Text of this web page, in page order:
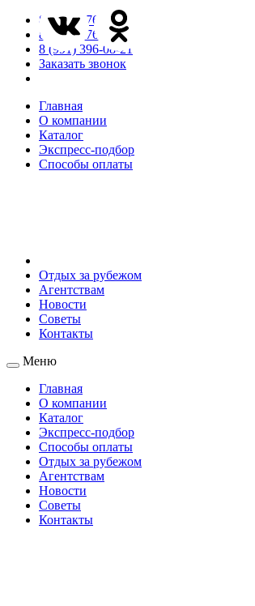
8 (846) 276-85-65
8 (846) 276-85-66
8 (991) 396-08-21
Заказать звонок
Главная
О компании
Каталог
Экспресс-подбор
Способы оплаты
Отдых за рубежом
Агентствам
Новости
Советы
Контакты
Меню
Главная
О компании
Каталог
Экспресс-подбор
Способы оплаты
Отдых за рубежом
Агентствам
Новости
Советы
Контакты